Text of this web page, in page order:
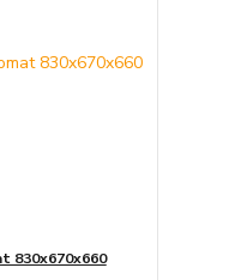
830x670x660